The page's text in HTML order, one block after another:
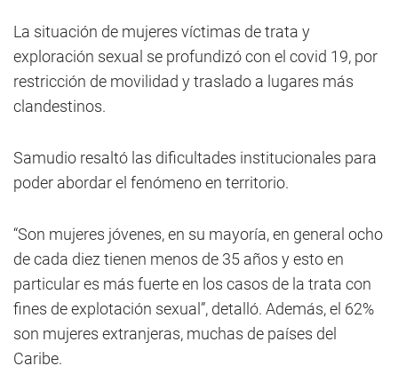
La situación de mujeres víctimas de trata y
exploración sexual se profundizó con el covid 19, por
restricción de movilidad y traslado a lugares más
clandestinos.
Samudio resaltó las dificultades institucionales para
poder abordar el fenómeno en territorio.
“Son mujeres jóvenes, en su mayoría, en general ocho
de cada diez tienen menos de 35 años y esto en
particular es más fuerte en los casos de la trata con
fines de explotación sexual”, detalló. Además, el 62%
son mujeres extranjeras, muchas de países del
Caribe.